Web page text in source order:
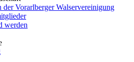
der Vorarlberger Walservereinigung
werden